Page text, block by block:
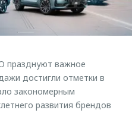
празднуют важное
достигли отметки в
закономерным
развития брендов